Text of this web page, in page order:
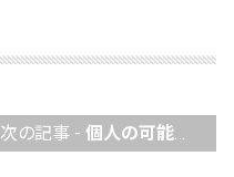
次の記事 - 個人の可能性が格差になる時代。不妊治療の違いがあなたの未来に差をつけます。